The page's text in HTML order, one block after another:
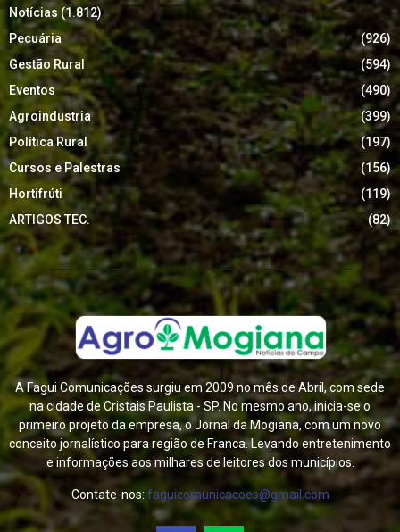
Notícias (1.812)
Pecuária
(926)
Gestão Rural
(594)
Eventos
(490)
Agroindustria
(399)
Política Rural
(197)
Cursos e Palestras
(156)
Hortifrúti
(119)
ARTIGOS TEC.
(82)
A Fagui Comunicações surgiu em 2009 no mês de Abril, com sede
na cidade de Cristais Paulista - SP. No mesmo ano, inicia-se o
primeiro projeto da empresa, o Jornal da Mogiana, com um novo
conceito jornalístico para região de Franca. Levando entretenimento
e informações aos milhares de leitores dos municípios.
Contate-nos: faguicomunicacoes@gmail.com